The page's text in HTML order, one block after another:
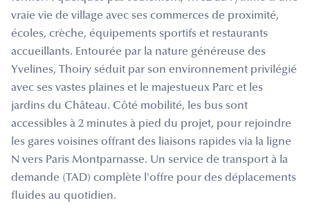
vraie vie de village avec ses commerces de proximité,
écoles, crèche, équipements sportifs et restaurants
accueillants. Entourée par la nature généreuse des
Yvelines, Thoiry séduit par son environnement privilégié
avec ses vastes plaines et le majestueux Parc et les
jardins du Château. Côté mobilité, les bus sont
accessibles à 2 minutes à pied du projet, pour rejoindre
les gares voisines offrant des liaisons rapides via la ligne
N vers Paris Montparnasse. Un service de transport à la
demande (TAD) complète l'offre pour des déplacements
fluides au quotidien.